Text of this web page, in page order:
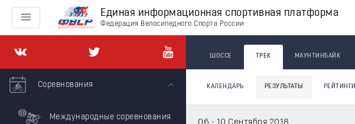
Единая информационная спортивная платформа
Федерация Велосипедного Спорта России
Соревнования
Международные соревнования
ШОССЕ ТРЕК МАУНТИНБАЙК
КАЛЕНДАРЬ РЕЗУЛЬТАТЫ РЕЙТИНГИ